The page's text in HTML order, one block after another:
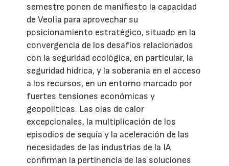
semestre ponen de manifiesto la capacidad
de Veolia para aprovechar su
posicionamiento estratégico, situado en la
convergencia de los desafíos relacionados
con la seguridad ecológica, en particular, la
seguridad hídrica, y la soberanía en el acceso
a los recursos, en un entorno marcado por
fuertes tensiones económicas y
geopolíticas. Las olas de calor
excepcionales, la multiplicación de los
episodios de sequía y la aceleración de las
necesidades de las industrias de la IA
confirman la pertinencia de las soluciones